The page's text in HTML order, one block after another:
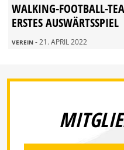
WALKING-FOOTBALL-
ERSTES AUSWÄRTSSPIEL
VEREIN - 21. APRIL 2022